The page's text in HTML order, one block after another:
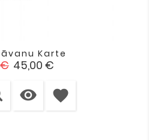
Karte
Cena
45,00 €
 favorite